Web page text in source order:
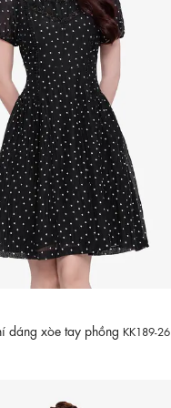
dáng xòe tay phồng KK189-26